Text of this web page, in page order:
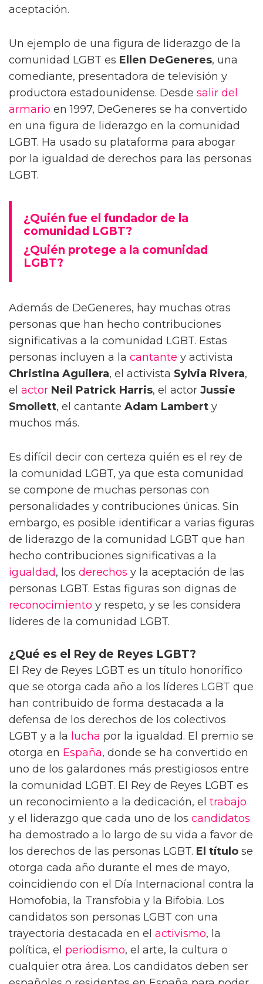
aceptación.
Un ejemplo de una figura de liderazgo de la
comunidad LGBT es Ellen DeGeneres, una
comediante, presentadora de televisión y
productora estadounidense. Desde salir del
armario en 1997, DeGeneres se ha convertido
en una figura de liderazgo en la comunidad
LGBT. Ha usado su plataforma para abogar
por la igualdad de derechos para las personas
LGBT.
¿Quién fue el fundador de la
comunidad LGBT?
¿Quién protege a la comunidad
LGBT?
Además de DeGeneres, hay muchas otras
personas que han hecho contribuciones
significativas a la comunidad LGBT. Estas
personas incluyen a la cantante y activista
Christina Aguilera, el activista Sylvia Rivera,
el actor Neil Patrick Harris, el actor Jussie
Smollett, el cantante Adam Lambert y
muchos más.
Es difícil decir con certeza quién es el rey de
la comunidad LGBT, ya que esta comunidad
se compone de muchas personas con
personalidades y contribuciones únicas. Sin
embargo, es posible identificar a varias figuras
de liderazgo de la comunidad LGBT que han
hecho contribuciones significativas a la
igualdad, los derechos y la aceptación de las
personas LGBT. Estas figuras son dignas de
reconocimiento y respeto, y se les considera
líderes de la comunidad LGBT.
¿Qué es el Rey de Reyes LGBT?
El Rey de Reyes LGBT es un título honorífico
que se otorga cada año a los líderes LGBT que
han contribuido de forma destacada a la
defensa de los derechos de los colectivos
LGBT y a la lucha por la igualdad. El premio se
otorga en España, donde se ha convertido en
uno de los galardones más prestigiosos entre
la comunidad LGBT. El Rey de Reyes LGBT es
un reconocimiento a la dedicación, el trabajo
y el liderazgo que cada uno de los candidatos
ha demostrado a lo largo de su vida a favor de
los derechos de las personas LGBT. El título se
otorga cada año durante el mes de mayo,
coincidiendo con el Día Internacional contra la
Homofobia, la Transfobia y la Bifobia. Los
candidatos son personas LGBT con una
trayectoria destacada en el activismo, la
política, el periodismo, el arte, la cultura o
cualquier otra área. Los candidatos deben ser